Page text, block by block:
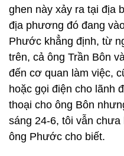
ghen này xảy ra tại địa
địa phương đó đang
Phước khẳng định, từ
trên, cả ông Trần Bôn
đến cơ quan làm việc,
hoặc gọi điện cho lãnh
thoại cho ông Bôn
sáng 24-6, tôi vẫn
ông Phước cho biết.